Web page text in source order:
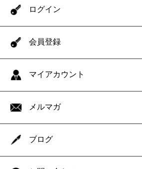
ログイン
会員登録
マイアカウント
メルマガ
ブログ